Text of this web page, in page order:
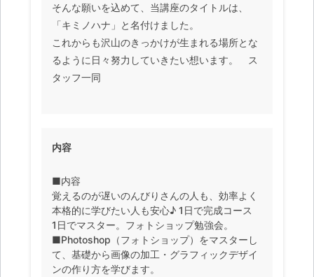
そんな願いを込めて、当講座のタイトルは、
「キミノハナ」と名付けました。
これからも沢山のきっかけが生まれる場所とな
るように日々努力していきたい想います。 ス
タッフ一同
内容
■内容
覚えるのが遅いのんびりさんの人も、効率よく
本格的に学びたい人も安心♪ 1日で完成コース
1日でマスター。フォトショップ勉強会。
■Photoshop（フォトショップ）をマスターし
て、基礎から画像の加工・グラフィックデザイ
ンの作り方を学びます。